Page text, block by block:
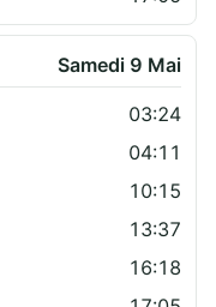
Samedi 9 Mai
03:24
04:11
10:15
13:37
16:18